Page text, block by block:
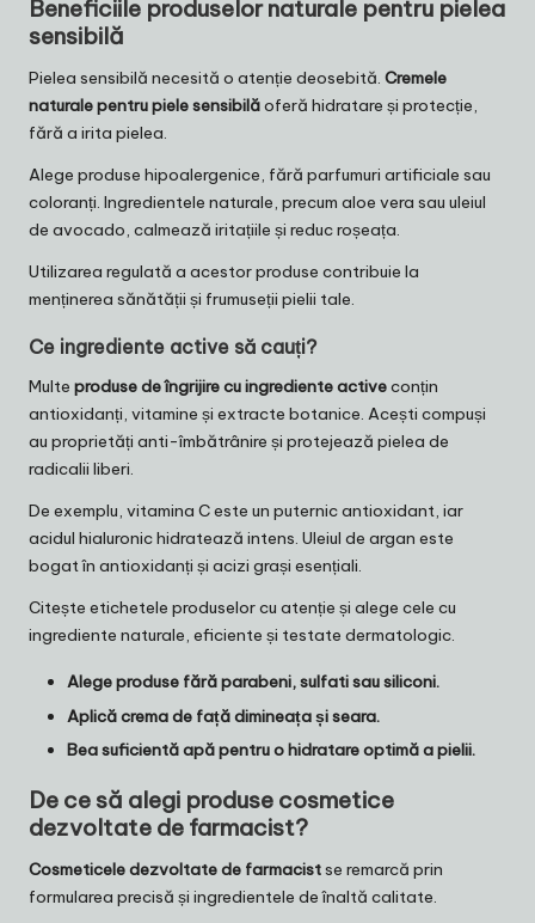
Beneficiile produselor naturale pentru pielea
sensibilă
Pielea sensibilă necesită o atenție deosebită. Cremele
naturale pentru piele sensibilăoferă hidratare și protecție,
fără a irita pielea.
Alege produse hipoalergenice, fără parfumuri artificiale sau
coloranți. Ingredientele naturale, precum aloe vera sau uleiul
de avocado, calmează iritațiile și reduc roșeața.
Utilizarea regulată a acestor produse contribuie la
menținerea sănătății și frumuseții pielii tale.
Ce ingrediente active să cauți?
Multe produse de îngrijire cu ingrediente activeconțin
antioxidanți, vitamine și extracte botanice. Acești compuși
au proprietăți anti-îmbătrânire și protejează pielea de
radicalii liberi.
De exemplu, vitamina C este un puternic antioxidant, iar
acidul hialuronic hidratează intens. Uleiul de argan este
bogat în antioxidanți și acizi grași esențiali.
Citește etichetele produselor cu atenție și alege cele cu
ingrediente naturale, eficiente și testate dermatologic.
Alege produse fără parabeni, sulfati sau siliconi.
Aplică crema de față dimineața și seara.
Bea suficientă apă pentru o hidratare optimă a pielii.
De ce să alegi produse cosmetice
dezvoltate de farmacist?
Cosmeticele dezvoltate de farmacistse remarcă prin
formularea precisă și ingredientele de înaltă calitate.